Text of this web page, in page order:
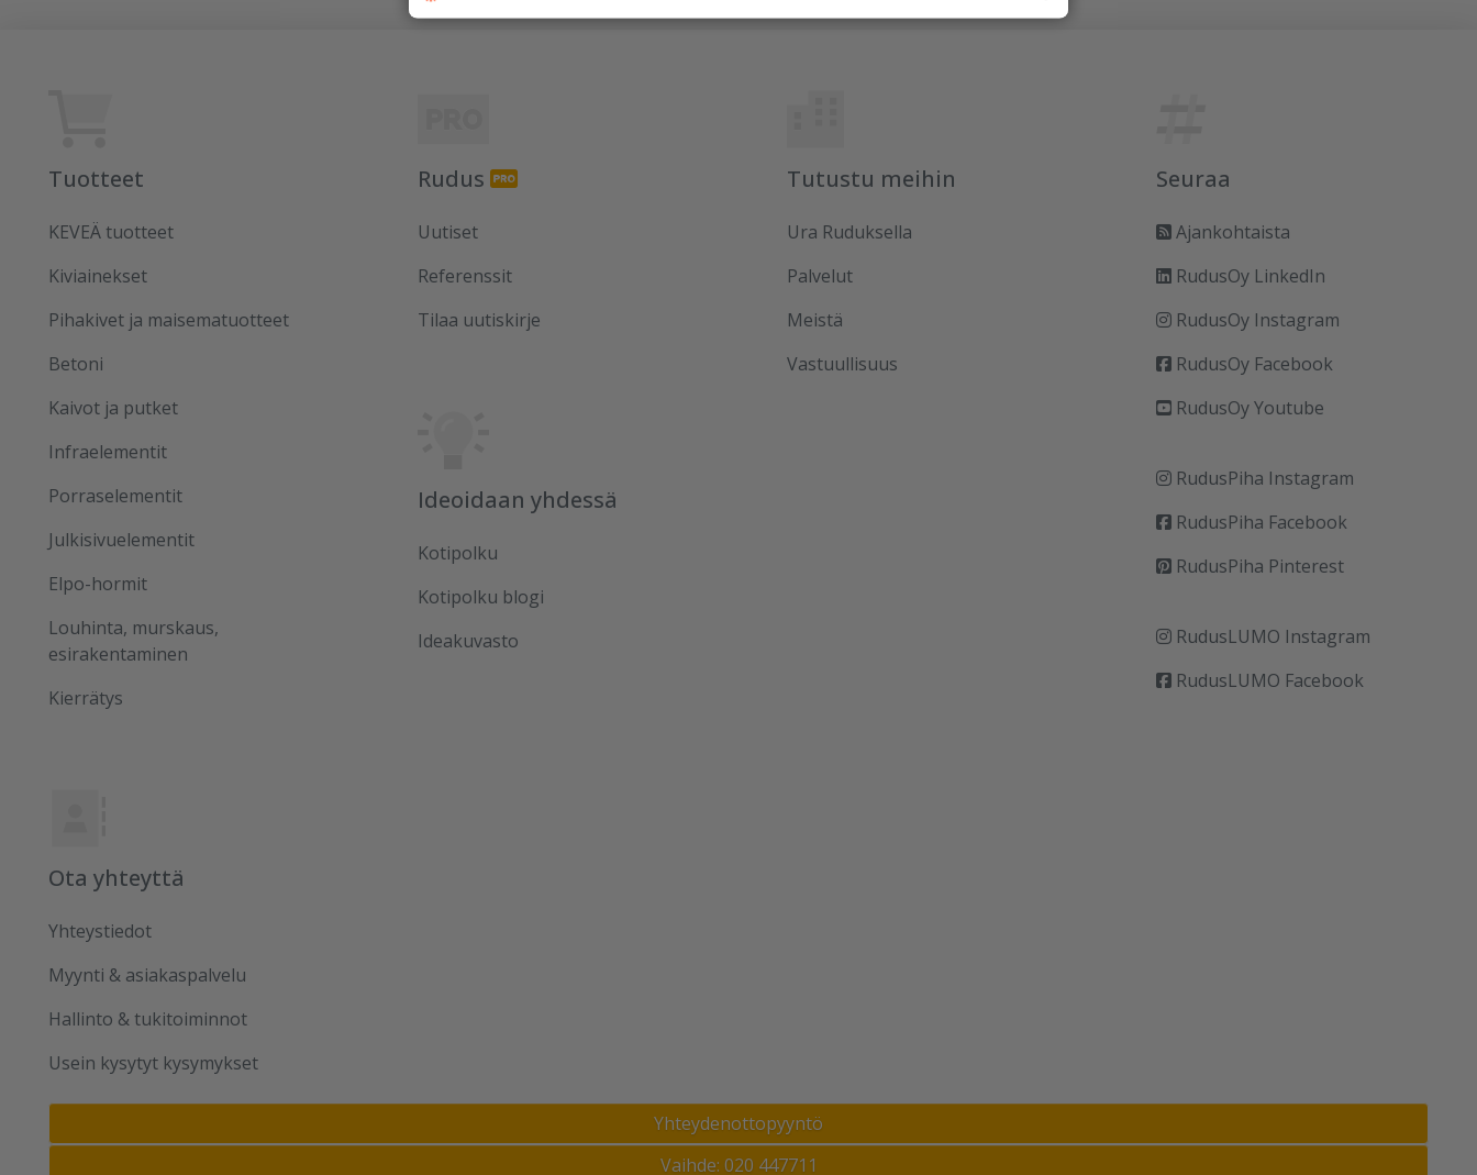
Tuotteet
KEVEÄ tuotteet
Kiviainekset
Pihakivet ja maisematuotteet
Betoni
Kaivot ja putket
Infraelementit
Porraselementit
Julkisivuelementit
Elpo-hormit
Louhinta, murskaus,
esirakentaminen
Kierrätys
Rudus
Uutiset
Referenssit
Tilaa uutiskirje
Ideoidaan yhdessä
Kotipolku
Kotipolku blogi
Ideakuvasto
Tutustu meihin
Ura Ruduksella
Palvelut
Meistä
Vastuullisuus
Seuraa
Ajankohtaista
RudusOy LinkedIn
RudusOy Instagram
RudusOy Facebook
RudusOy Youtube
RudusPiha Instagram
RudusPiha Facebook
RudusPiha Pinterest
RudusLUMO Instagram
RudusLUMO Facebook
Ota yhteyttä
Yhteystiedot
Myynti & asiakaspalvelu
Hallinto & tukitoiminnot
Usein kysytyt kysymykset
Yhteydenottopyyntö
Vaihde: 020 447711